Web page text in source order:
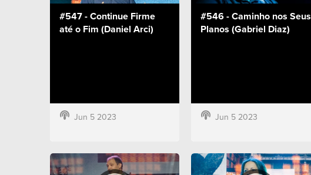
#547 - Continue Firme
até o Fim (Daniel Arci)
Jun 5 2023
#546 - Caminho nos Seus
Planos (Gabriel Diaz)
Jun 5 2023